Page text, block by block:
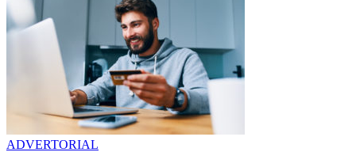
ADVERTORIAL